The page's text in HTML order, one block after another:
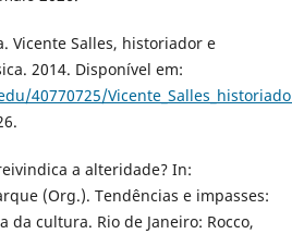
Vicente Salles, historiador e
2014. Disponível em:
40770725/
a alteridade? In:
(Org.). Tendências e impasses:
da cultura. Rio de Janeiro: Rocco,